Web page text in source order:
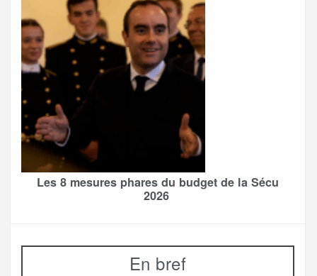
Les 8 mesures phares du budget de la Sécu
2026
En bref